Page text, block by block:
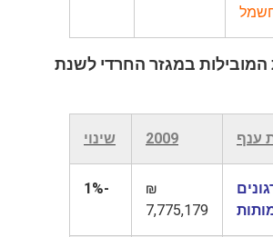
במגזר החרדי לשנת
ענף 2009 שינוי
₪
7,775,179
-1%